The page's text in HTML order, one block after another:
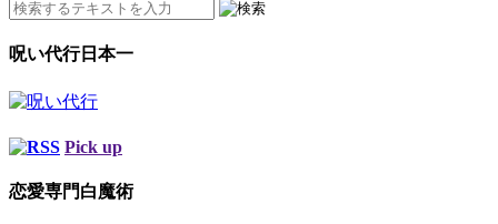
呪い代行日本一
Pick up
恋愛専門白魔術